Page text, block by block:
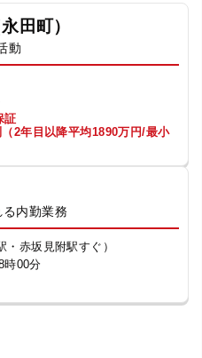
田町）
動
証
2年目以降平均1890万円/最小
内勤業務
・赤坂見附駅すぐ）
時00分